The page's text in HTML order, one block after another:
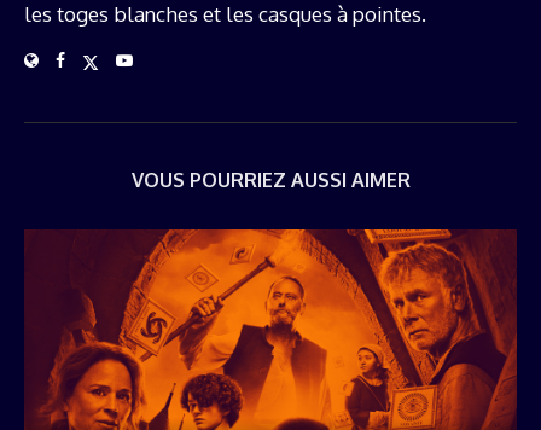
les toges blanches et les casques à pointes.
VOUS POURRIEZ AUSSI AIMER